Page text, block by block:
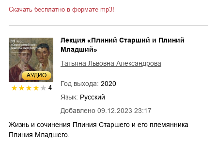
Скачать бесплатно в формате mp3!
AУДИО
4
Добавлено 09.12.2023 23:17
Лекция «Плиний Старший и Плиний
Младший»
Татьяна Львовна Александрова
Год выхода: 2020
Язык: Русский
Жизнь и сочинения Плиния Старшего и его племянника
Плиния Младшего.